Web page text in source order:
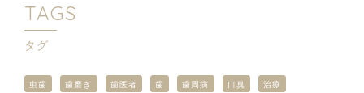
TAGS
タグ
虫歯 歯磨き 歯医者 歯 歯周病 口臭 治療